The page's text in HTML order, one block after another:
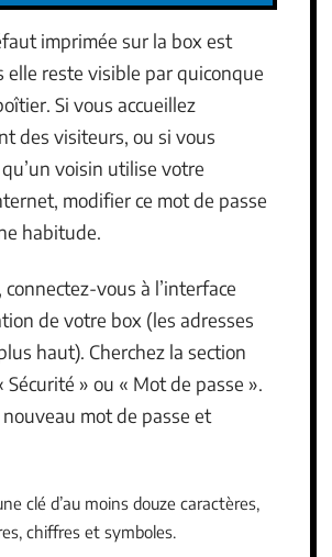
imprimée sur la box est
elle reste visible par quiconque
Si vous accueillez
des visiteurs, ou si vous
voisin utilise votre
modifier ce mot de passe
habitude.
connectez-vous à l’interface
de votre box (les adresses
haut). Cherchez la section
» ou « Mot de passe ».
mot de passe et
clé d’au moins douze caractères,
chiffres et symboles.